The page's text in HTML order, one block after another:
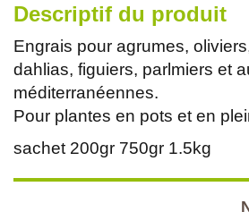
Descriptif du produit
Engrais pour agrumes,
dahlias, figuiers, parlmiers et
méditerranéennes.
Pour plantes en pots et en
sachet 200gr 750gr 1.5kg